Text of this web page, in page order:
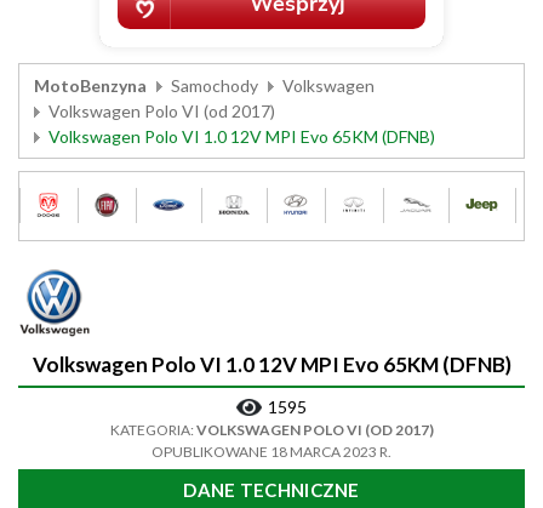
MotoBenzyna Samochody
Volkswagen
Volkswagen Polo VI (od 2017)
Volkswagen Polo VI 1.0 12V MPI Evo 65KM (DFNB)
Volkswagen Polo VI 1.0 12V MPI Evo 65KM (DFNB)
1595
KATEGORIA: VOLKSWAGEN POLO VI (OD 2017)
OPUBLIKOWANE 18 MARCA 2023 R.
DANE TECHNICZNE